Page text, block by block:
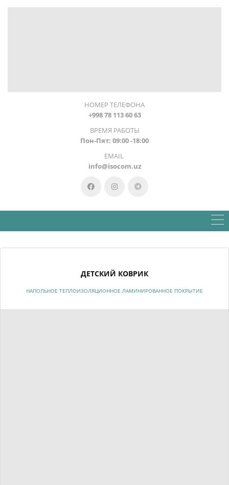
НОМЕР ТЕЛЕФОНА
+998 78 113 60 63
ВРЕМЯ РАБОТЫ
Пон-Пят: 09:00 -18:00
EMAIL
info@isocom.uz
ДЕТСКИЙ КОВРИК
НАПОЛЬНОЕ ТЕПЛОИЗОЛЯЦИОННОЕ ЛАМИНИРОВАННОЕ ПОКРЫТИЕ